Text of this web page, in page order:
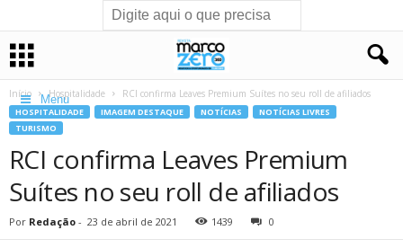
Menu
Início Hospitalidade RCI confirma Leaves Premium Suítes no seu roll de afiliados
HOSPITALIDADE IMAGEM DESTAQUE NOTÍCIAS
NOTÍCIAS LIVRES
TURISMO
RCI confirma Leaves Premium
Suítes no seu roll de afiliados
Por Redação - 23 de abril de 2021 1439 0